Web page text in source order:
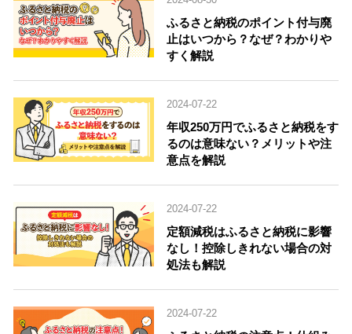
ふるさと納税のポイント付与廃
止はいつから？なぜ？わかりや
すく解説
2024-07-22
年収250万円でふるさと納税をす
るのは意味ない？メリットや注
意点を解説
2024-07-22
定額減税はふるさと納税に影響
なし！控除しきれない場合の対
処法も解説
2024-07-22